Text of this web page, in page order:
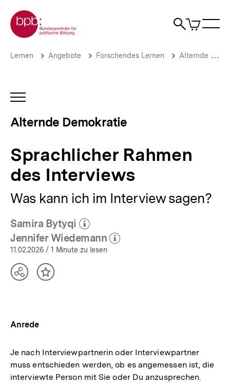
zum
Seiteninhalt
springen
Zur Startseite der bpb
Suche
Artikel
im
Sprachlicher
Forschendes
Lernen:
Alternde
bpb.de
Brotkrümelnavigation
Pfadnavigation
Lernen Angebote Forschendes Lernen Alternde Demokratie
INHALTSNAVIGATION
Alternde Demokratie
Sprachlicher Rahmen
des Interviews
Was kann ich im Interview sagen?
Samira Bytyqi
(Mehr zum Autor)
öffnen
Jennifer Wiedemann
(Mehr zum Autor)
öffnen
11.02.2026 / 1 Minute zu lesen
TeilenInhalt
Anrede
Je nach Interviewpartnerin oder Interviewpartner
muss entschieden werden, ob es angemessen ist, die
interviewte Person mit Sie oder Du anzusprechen.